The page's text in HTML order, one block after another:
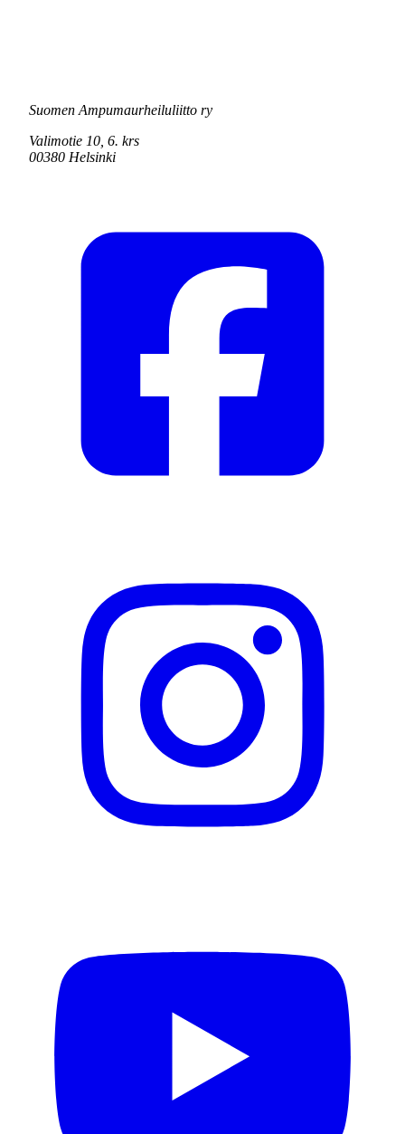
Suomen Ampumaurheiluliitto ry
Valimotie 10, 6. krs
00380 Helsinki